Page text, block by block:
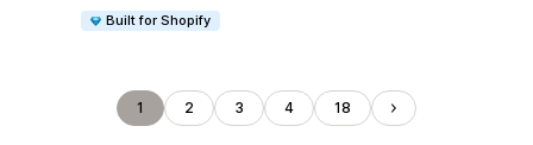
Built for Shopify
1 2 3 4 18